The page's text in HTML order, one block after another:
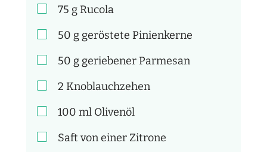
75 g Rucola
50 g geröstete Pinienkerne
50 g geriebener Parmesan
2 Knoblauchzehen
100 ml Olivenöl
Saft von einer Zitrone